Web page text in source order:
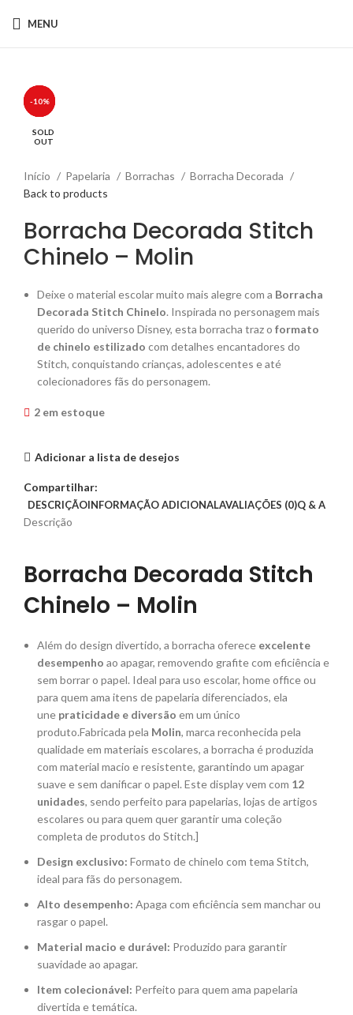
MENU
Início Papelaria Borrachas
Borracha Decorada
Back to products
Borracha Decorada Stitch
Chinelo – Molin
Deixe o material escolar muito mais alegre com a Borracha
Decorada Stitch Chinelo. Inspirada no personagem mais
querido do universo Disney, esta borracha traz o formato
de chinelo estilizado com detalhes encantadores do
Stitch, conquistando crianças, adolescentes e até
colecionadores fãs do personagem.
2 em estoque
Adicionar a lista de desejos
Compartilhar:
DESCRIÇÃOINFORMAÇÃO ADICIONALAVALIAÇÕES (0)Q & A
Descrição
Borracha Decorada Stitch
Chinelo – Molin
Além do design divertido, a borracha oferece excelente
desempenho ao apagar, removendo grafite com eficiência e
sem borrar o papel. Ideal para uso escolar, home office ou
para quem ama itens de papelaria diferenciados, ela
une praticidade e diversão em um único
produto.Fabricada pela Molin, marca reconhecida pela
qualidade em materiais escolares, a borracha é produzida
com material macio e resistente, garantindo um apagar
suave e sem danificar o papel. Este display vem com 12
unidades, sendo perfeito para papelarias, lojas de artigos
escolares ou para quem quer garantir uma coleção
completa de produtos do Stitch.]
Design exclusivo: Formato de chinelo com tema Stitch,
ideal para fãs do personagem.
Alto desempenho: Apaga com eficiência sem manchar ou
rasgar o papel.
Material macio e durável: Produzido para garantir
suavidade ao apagar.
Item colecionável: Perfeito para quem ama papelaria
divertida e temática.
-14%
SOLD
OUT
-11%
SOLD
OUT
-21%
SOLD
OUT
-10%
SOLD
OUT